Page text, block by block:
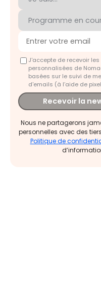
J'accepte de recevoir
personnalisées de
basées sur le suivi de
d'emails (à l’aide de
Recevoir la
Nous ne partagerons
personnelles avec des
Politique de